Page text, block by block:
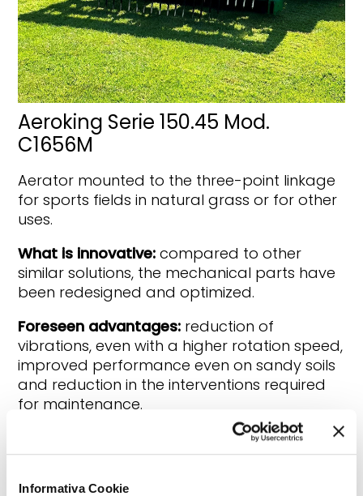
Informativa Cookie
Aeroking Serie 150.45 Mod.
C1656M
Aerator mounted to the three-point linkage
for sports fields in natural grass or for other
uses.
What is innovative: compared to other
similar solutions, the mechanical parts have
been redesigned and optimized.
Foreseen advantages: reduction of
vibrations, even with a higher rotation speed,
improved performance even on sandy soils
and reduction in the interventions required
for maintenance.